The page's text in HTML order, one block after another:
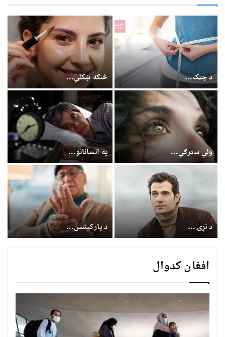
د چټک… څنګه ښکلي…
ولې سترګې… په انسانانو…
د نړۍ… د پارکینسن…
افغان کډوال